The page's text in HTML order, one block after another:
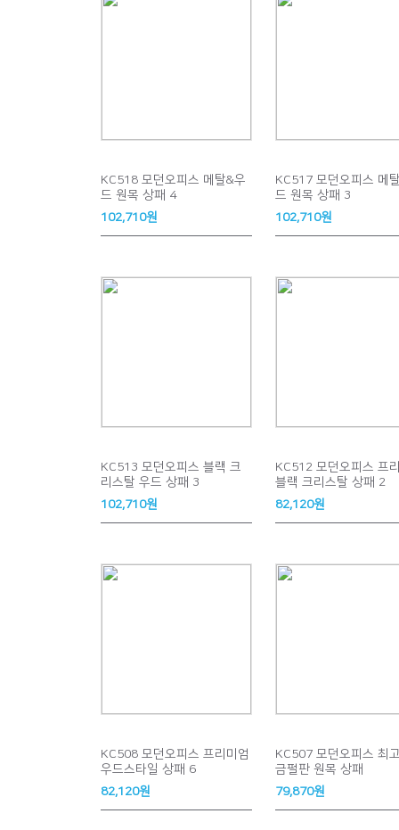
KC518 모던오피스 메탈&우
드 원목 상패 4
102,710원
KC517 모던오피스 메
드 원목 상패 3
102,710원
KC513 모던오피스 블랙 크
리스탈 우드 상패 3
102,710원
KC512 모던오피스 프
블랙 크리스탈 상패 2
82,120원
KC508 모던오피스 프리미엄
우드스타일 상패 6
82,120원
KC507 모던오피스 최
금펄판 원목 상패
79,870원